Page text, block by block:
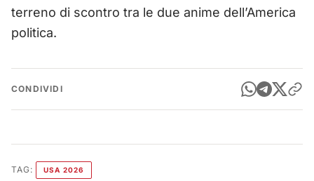
terreno di scontro tra le due anime dell’America
politica.
CONDIVIDI
TAG: USA 2026